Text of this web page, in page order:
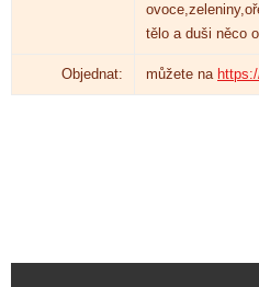
tělo a duši něco
Objednat: můžete na